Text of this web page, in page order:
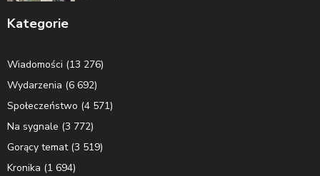
Kategorie
Wiadomości (13 276)
Wydarzenia (6 692)
Społeczeństwo (4 571)
Na sygnale (3 772)
Gorący temat(3 519)
Kronika (1 694)